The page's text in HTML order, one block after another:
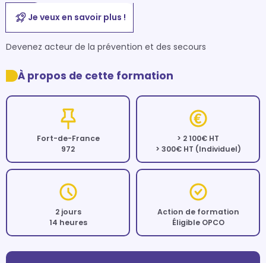
Je veux en savoir plus !
Devenez acteur de la prévention et des secours
À propos de cette formation
Fort-de-France
972
> 2 100€ HT
> 300€ HT (Individuel)
2 jours
14 heures
Action de formation
Éligible OPCO